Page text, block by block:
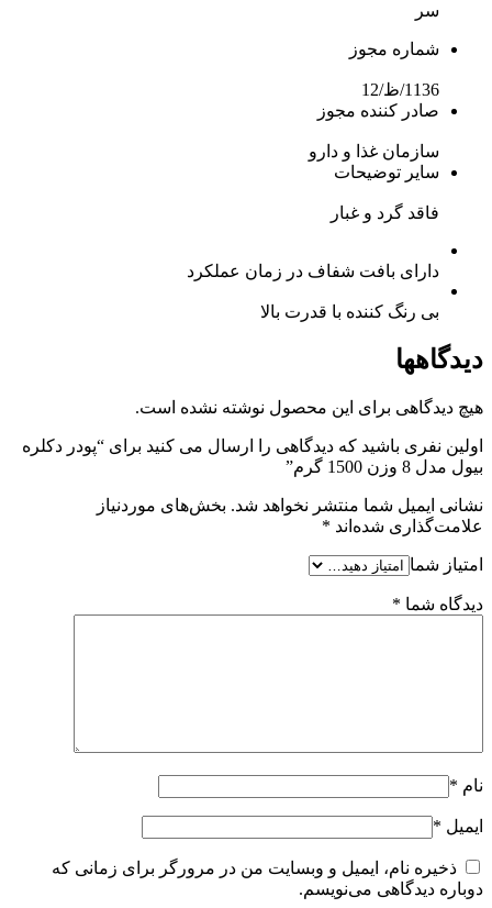
سر
شماره مجوز
1136/ظ/12
صادر کننده مجوز
سازمان غذا و دارو
سایر توضیحات
فاقد گرد و غبار
دارای بافت شفاف در زمان عملکرد
بی رنگ کننده با قدرت بالا
دیدگاهها
هیچ دیدگاهی برای این محصول نوشته نشده است.
اولین نفری باشید که دیدگاهی را ارسال می کنید برای “پودر دکلره
بیول مدل 8 وزن 1500 گرم”
نشانی ایمیل شما منتشر نخواهد شد. بخش‌های موردنیاز
علامت‌گذاری شده‌اند *
امتیاز شما
دیدگاه شما *
نام *
ایمیل *
ذخیره نام، ایمیل و وبسایت من در مرورگر برای زمانی که
دوباره دیدگاهی می‌نویسم.